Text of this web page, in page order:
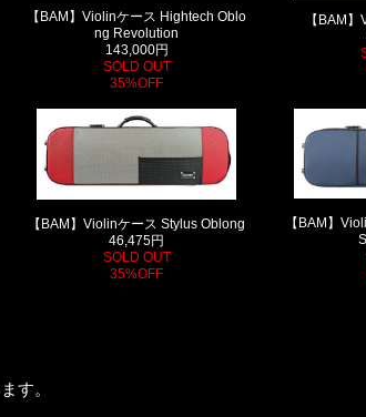
【BAM】Violinケース Hightech Oblo
ng Revolution
143,000円
SOLD OUT
35%OFF
【BAM
【BAM】Violinケース Stylus Oblong
46,475円
SOLD OUT
35%OFF
【BAM】
す。